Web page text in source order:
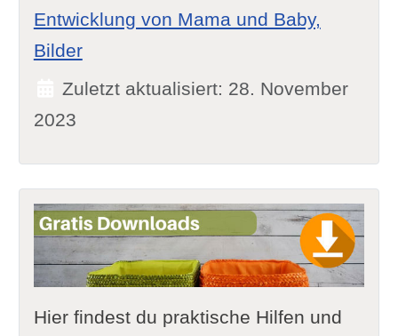
Entwicklung von Mama und Baby,
Bilder
Zuletzt aktualisiert: 28. November
2023
Hier findest du praktische Hilfen und